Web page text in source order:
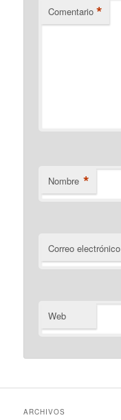
Comentario *
Nombre *
Correo electrónico
Web
ARCHIVOS